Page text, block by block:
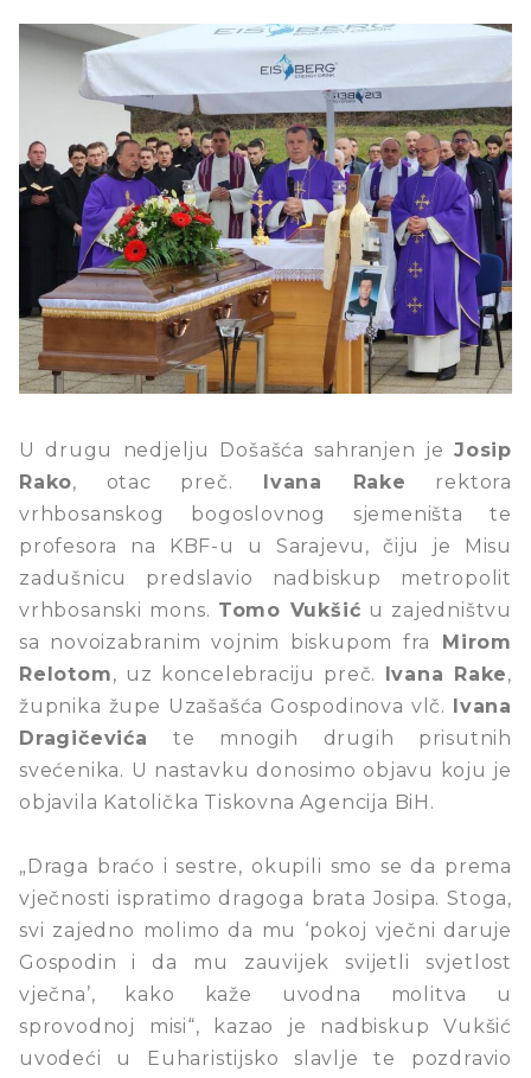
U drugu nedjelju Došašća sahranjen je Josip
Rako, otac preč. Ivana Rake rektora
vrhbosanskog bogoslovnog sjemeništa te
profesora na KBF-u u Sarajevu, čiju je Misu
zadušnicu predslavio nadbiskup metropolit
vrhbosanski mons. Tomo Vukšić u zajedništvu
sa novoizabranim vojnim biskupom fra
Mirom
Relotom, uz koncelebraciju preč. Ivana Rake,
župnika župe Uzašašća Gospodinova vlč. Ivana
Dragičevićate mnogih drugih prisutnih
svećenika. U nastavku donosimo objavu koju je
objavila Katolička Tiskovna Agencija BiH.
„Draga braćo i sestre, okupili smo se da prema
vječnosti ispratimo dragoga brata Josipa. Stoga,
svi zajedno molimo da mu ‘pokoj vječni daruje
Gospodin i da mu zauvijek svijetli svjetlost
vječna’, kako kaže uvodna molitva u
sprovodnoj misi“, kazao je nadbiskup Vukšić
uvodeći u Euharistijsko slavlje te pozdravio